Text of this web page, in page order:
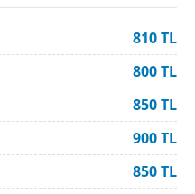
810 TL
800 TL
850 TL
900 TL
850 TL